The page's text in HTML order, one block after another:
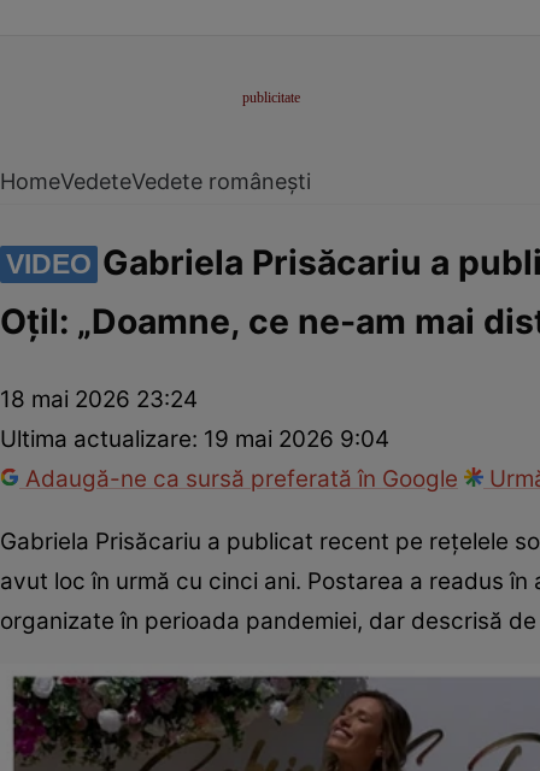
HomeVedeteVedete românești
VIDEO Gabriela Prisăcariu a
Oțil: „Doamne, ce ne-am mai
18 mai 2026 23:24
Ultima actualizare: 19 mai 2026 9:04
Adaugă-ne ca sursă preferată în Google
Gabriela Prisăcariu a publicat recent pe rețelele
avut loc în urmă cu cinci ani. Postarea a readus
organizate în perioada pandemiei, dar descrisă